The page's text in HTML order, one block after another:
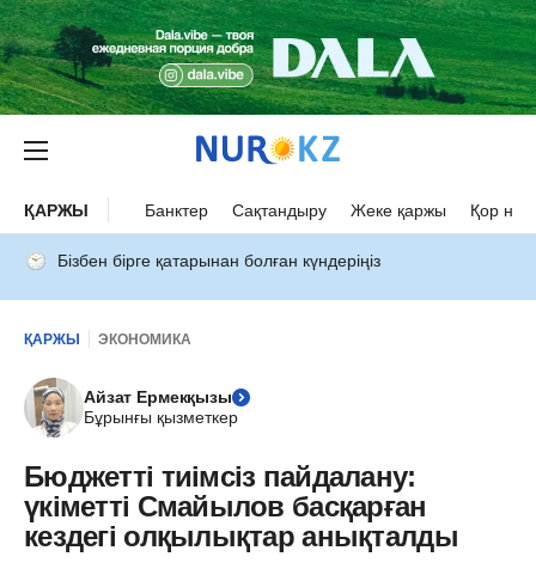
ҚАРЖЫ Банктер Сақтандыру Жеке қаржы Қор
Бізбен бірге қатарынан болған күндеріңіз
ҚАРЖЫ ЭКОНОМИКА
Айзат Ермекқызы
Бұрынғы қызметкер
Бюджетті тиімсіз пайдалану:
үкіметті Смайылов басқарған
кездегі олқылықтар анықталды